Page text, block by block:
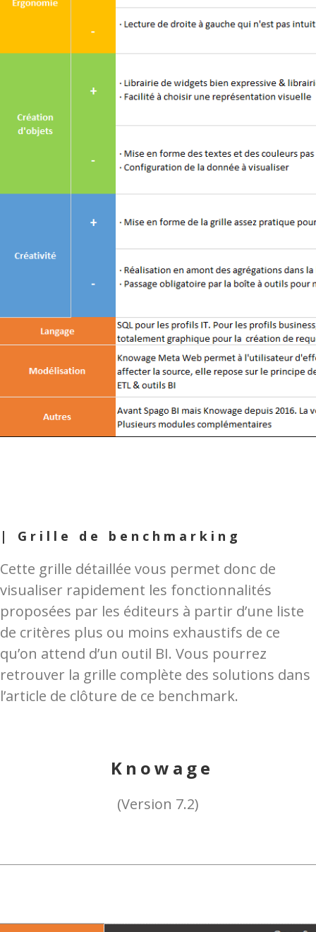
| Grille de benchmarking
Cette grille détaillée vous permet donc de
visualiser rapidement les fonctionnalités
proposées par les éditeurs à partir d’une liste
de critères plus ou moins exhaustifs de ce
qu’on attend d’un outil BI. Vous pourrez
retrouver la grille complète des solutions dans
l’article de clôture de ce benchmark.
Knowage
(Version 7.2)